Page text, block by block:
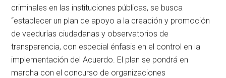
criminales en las instituciones públicas, se busca
“establecer un plan de apoyo a la creación y promoción
de veedurías ciudadanas y observatorios de
transparencia, con especial énfasis en el control en la
implementación del Acuerdo. El plan se pondrá en
marcha con el concurso de organizaciones